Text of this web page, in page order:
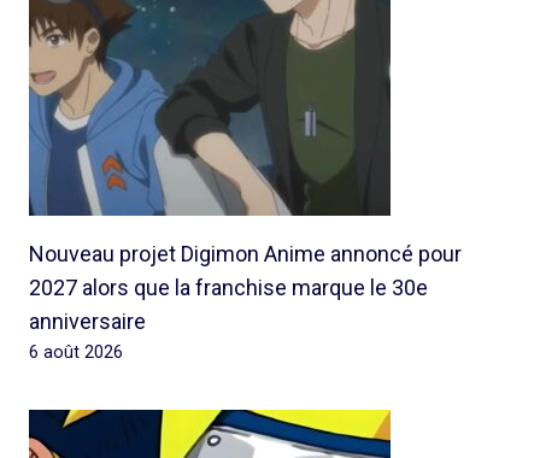
Nouveau projet Digimon Anime annoncé pour
2027 alors que la franchise marque le 30e
anniversaire
6 août 2026